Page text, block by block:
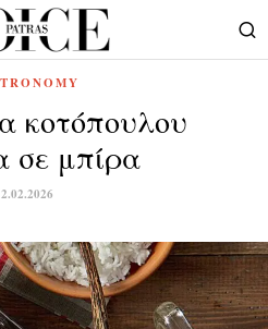
κοτόπουλου
σε μπίρα